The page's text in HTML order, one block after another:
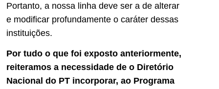
Portanto, a nossa linha deve ser a de alterar
e modificar profundamente o caráter dessas
instituições.
Por tudo o que foi exposto anteriormente,
reiteramos a necessidade de o Diretório
Nacional do PT incorporar, ao Programa